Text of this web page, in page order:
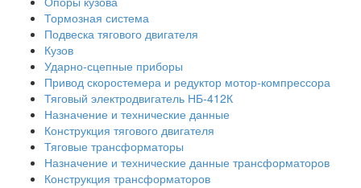
Тормозная система
Подвеска тягового двигателя
Кузов
Ударно-сцепные приборы
Привод скоростемера и редуктор мотор-компрессора
Тяговый электродвигатель НБ-412К
Назначение и технические данные
Конструкция тягового двигателя
Тяговые трансформаторы
Назначение и технические данные трансформаторов
Конструкция трансформаторов